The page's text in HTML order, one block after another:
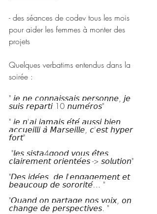
- des séances de codev tous les mois
pour aider les femmes à monter des
projets
Quelques verbatims entendus dans la
soirée :
" 𝘫𝘦 𝘯𝘦 𝘤𝘰𝘯𝘯𝘢𝘪𝘴𝘴𝘢𝘪𝘴 𝘱𝘦𝘳𝘴𝘰𝘯𝘯𝘦, 𝘫𝘦
𝘴𝘶𝘪𝘴 𝘳𝘦𝘱𝘢𝘳𝘵𝘪 10 𝘯𝘶𝘮𝘦́𝘳𝘰𝘴"
" 𝘫𝘦 𝘯'𝘢𝘪 𝘫𝘢𝘮𝘢𝘪𝘴 𝘦́𝘵𝘦́ 𝘢𝘶𝘴𝘴𝘪 𝘣𝘪𝘦𝘯
𝘢𝘤𝘤𝘶𝘦𝘪𝘭𝘭𝘪 𝘢̀ 𝘔𝘢𝘳𝘴𝘦𝘪𝘭𝘭𝘦, 𝘤'𝘦𝘴𝘵 𝘩𝘺𝘱𝘦𝘳
𝘧𝘰𝘳𝘵"
"𝘭𝘦𝘴 𝘴𝘪𝘴𝘵𝘢4𝘨𝘰𝘰𝘥 𝘷𝘰𝘶𝘴 𝘦̂𝘵𝘦𝘴
𝘤𝘭𝘢𝘪𝘳𝘦𝘮𝘦𝘯𝘵 𝘰𝘳𝘪𝘦𝘯𝘵𝘦́𝘦𝘴 -> 𝘴𝘰𝘭𝘶𝘵𝘪𝘰𝘯"
"𝘋𝘦𝘴 𝘪𝘥𝘦́𝘦𝘴, 𝘥𝘦 𝘭'𝘦𝘯𝘨𝘢𝘨𝘦𝘮𝘦𝘯𝘵 𝘦𝘵
𝘣𝘦𝘢𝘶𝘤𝘰𝘶𝘱 𝘥𝘦 𝘴𝘰𝘳𝘰𝘳𝘪𝘵𝘦́… "
"𝘘𝘶𝘢𝘯𝘥 𝘰𝘯 𝘱𝘢𝘳𝘵𝘢𝘨𝘦 𝘯𝘰𝘴 𝘷𝘰𝘪𝘹, 𝘰𝘯
𝘤𝘩𝘢𝘯𝘨𝘦 𝘥𝘦 𝘱𝘦𝘳𝘴𝘱𝘦𝘤𝘵𝘪𝘷𝘦𝘴. "